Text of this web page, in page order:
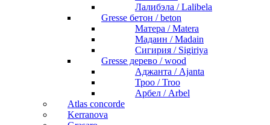
Лалибэла / Lalibela
Gresse бетон / beton
Матера / Matera
Мадаин / Madain
Сигирия / Sigiriya
Gresse дерево / wood
Аджанта / Ajanta
Троо / Troo
Арбел / Arbel
Atlas concorde
Kerranova